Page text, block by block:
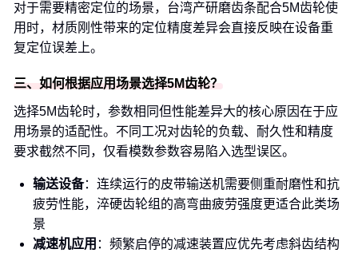
对于需要精密定位的场景，台湾产研磨齿条配合5M齿轮使
用时，材质刚性带来的定位精度差异会直接反映在设备重
复定位误差上。
三、如何根据应用场景选择5M齿轮？
选择5M齿轮时，参数相同但性能差异大的核心原因在于应
用场景的适配性。不同工况对齿轮的负载、耐久性和精度
要求截然不同，仅看模数参数容易陷入选型误区。
输送设备：连续运行的皮带输送机需要侧重耐磨性和抗
疲劳性能，淬硬齿轮组的高弯曲疲劳强度更适合此类场
景
减速机应用 ：频繁启停的减速装置应优先考虑斜齿结构